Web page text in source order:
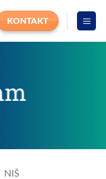
KONTAKT
NIŠ